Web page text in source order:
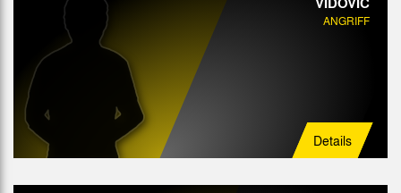
ANGRIFF
Details